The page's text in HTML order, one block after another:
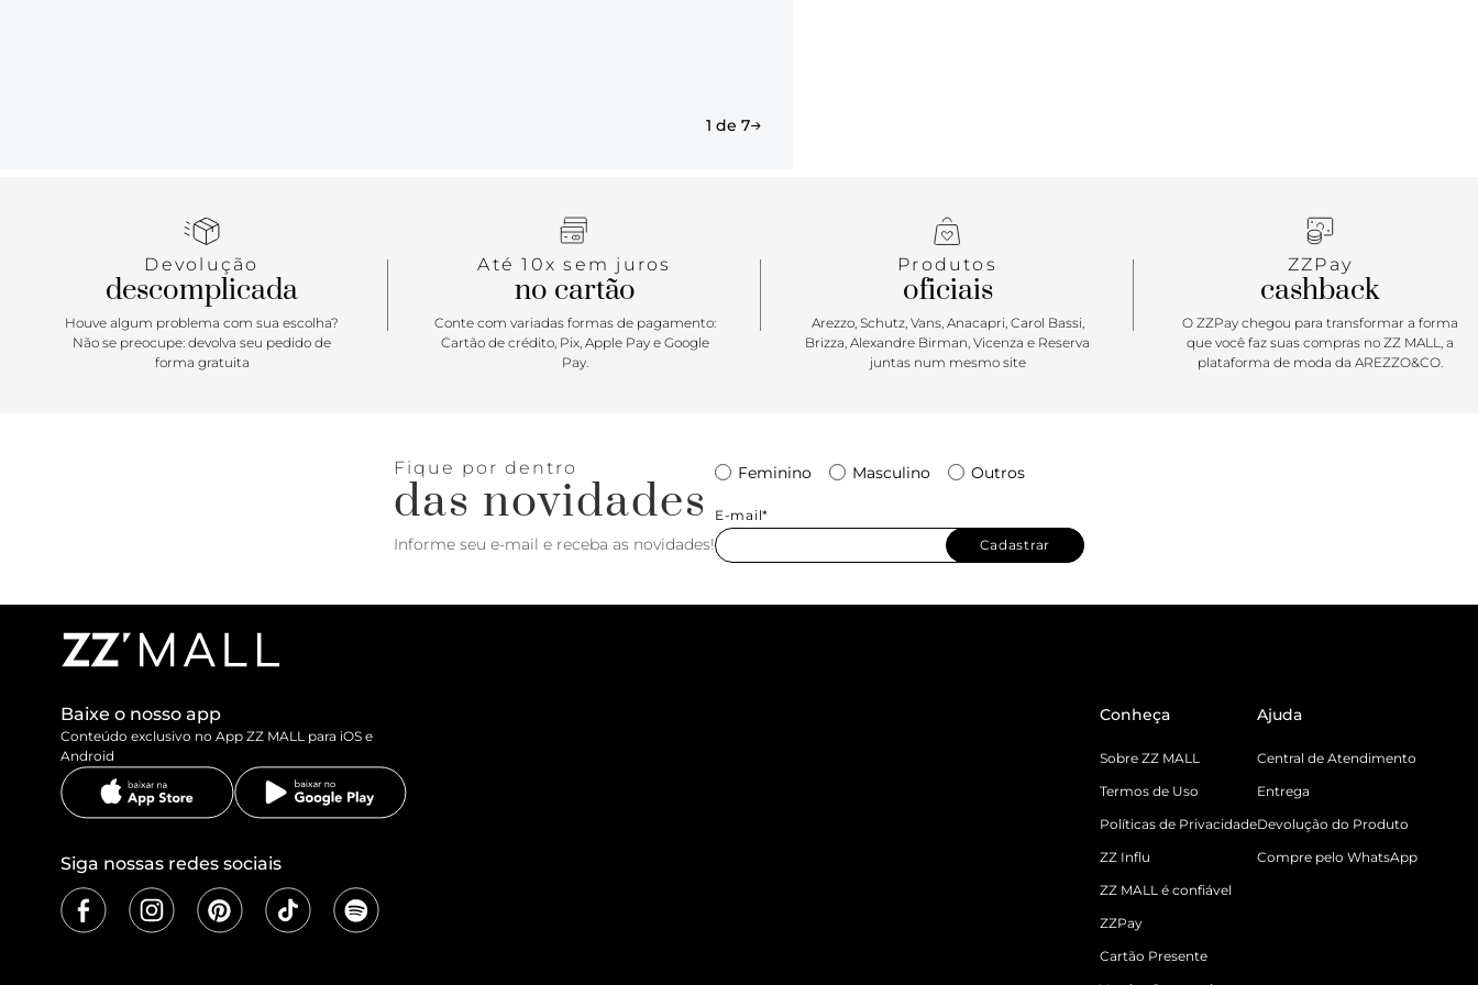
1 de 7
Devolução
descomplicada
Houve algum problema com sua escolha?
Não se preocupe: devolva seu pedido de
forma gratuita
Até 10x sem juros
no cartão
Conte com variadas formas de pagamento:
Cartão de crédito, Pix, Apple Pay e Google
Pay.
Produtos
oficiais
Arezzo, Schutz, Vans, Anacapri, Carol Bassi,
Brizza, Alexandre Birman, Vicenza e Reserva
juntas num mesmo site
ZZPay
cashback
O ZZPay chegou para transformar a forma
que você faz suas compras no ZZ MALL, a
plataforma de moda da AREZZO&CO.
Fique por dentro
das novidades
Informe seu e-mail e receba as novidades!
Feminino Masculino Outros
E-mail*
Cadastrar
Baixe o nosso app
Conteúdo exclusivo no App ZZ MALL para iOS e
Android
Siga nossas redes sociais
Conheça
Sobre ZZ MALL
Termos de Uso
Políticas de Privacidade
ZZ Influ
ZZ MALL é confiável
ZZPay
Cartão Presente
Ajuda
Central de Atendimento
Entrega
Devolução do Produto
Compre pelo WhatsApp